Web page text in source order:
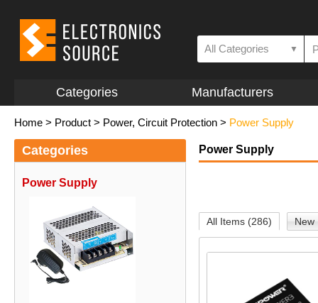
All Categories ▼
Categories Manufacturers
Home > Product > Power, Circuit Protection > Power Supply
Categories
Power Supply
Power Supply
All Items (286) New